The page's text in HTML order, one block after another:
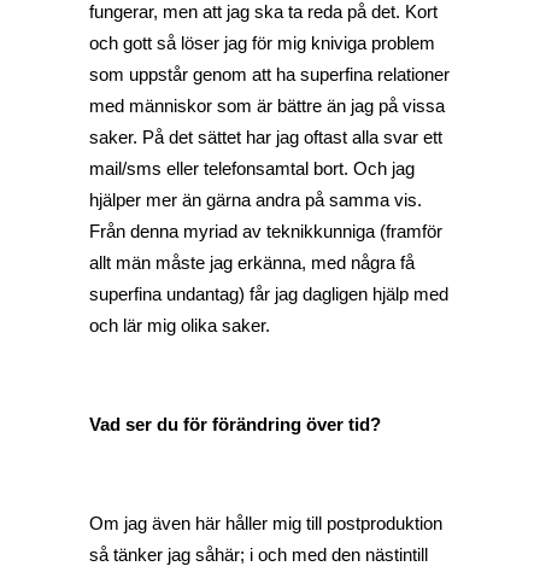
fungerar, men att jag ska ta reda på det. Kort
och gott så löser jag för mig kniviga problem
som uppstår genom att ha superfina relationer
med människor som är bättre än jag på vissa
saker. På det sättet har jag oftast alla svar ett
mail/sms eller telefonsamtal bort. Och jag
hjälper mer än gärna andra på samma vis.
Från denna myriad av teknikkunniga (framför
allt män måste jag erkänna, med några få
superfina undantag) får jag dagligen hjälp med
och lär mig olika saker.
Vad ser du för förändring över tid?
Om jag även här håller mig till postproduktion
så tänker jag såhär; i och med den nästintill